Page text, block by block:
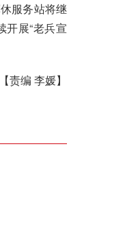
服务站将继
展“老兵宣
【责编 李媛】